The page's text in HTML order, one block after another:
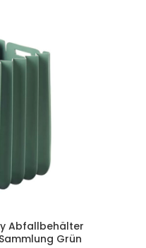
Abfallbehälter
Grün